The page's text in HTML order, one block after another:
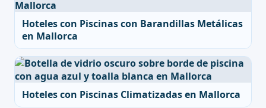
Hoteles con Piscinas con Barandillas Metálicas
en Mallorca
Hoteles con Piscinas Climatizadas en Mallorca